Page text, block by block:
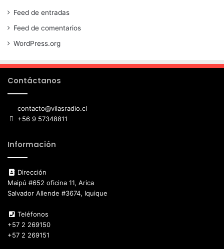
Feed de entradas
Feed de comentarios
WordPress.org
Contáctanos
contacto@vilasradio.cl
+56 9 57348811
Información
Dirección
Maipú #652 oficina 11, Arica
Salvador Allende #3674, Iquique
Teléfonos
+57 2 269150
+57 2 269151